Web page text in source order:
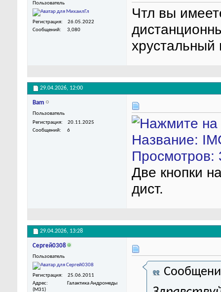
Пользователь
Регистрация
26.05.2022
Сообщений
3,080
Чтл вы
29.04.2026, 12:00
Bam
Пользователь
Регистрация
20.11.2025
Сообщений
6
Две кнопки
дист.
29.04.2026, 13:28
Сергей0308
Пользователь
Регистрация
25.06.2011
Адрес
Галактика Андромеды
(M31)